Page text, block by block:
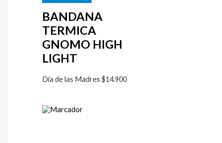
BANDANA
TERMICA
GNOMO HIGH
LIGHT
Día de las Madres$14.900